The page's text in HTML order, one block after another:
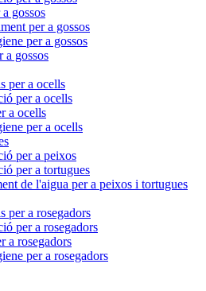
gossos
per a gossos
per a gossos
a gossos
per a ocells
per a ocells
a ocells
per a ocells
per a peixos
per a tortugues
de l'aigua per a peixos i tortugues
per a rosegadors
per a rosegadors
a rosegadors
per a rosegadors